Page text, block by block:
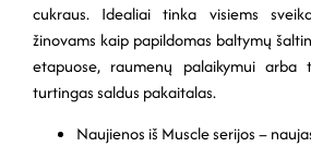
cukraus. Idealiai tinka visiems
žinovams kaip papildomas baltymų
etapuose, raumenų palaikymui arba
turtingas saldus pakaitalas.
Naujienos iš Muscle serijos –